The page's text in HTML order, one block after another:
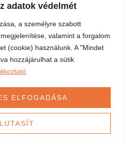
adatok védelmét
a személyre szabott
valamint a forgalom
(cookie) használunk. A "Mindet
hozzájárulhat a sütik
ELFOGADÁSA